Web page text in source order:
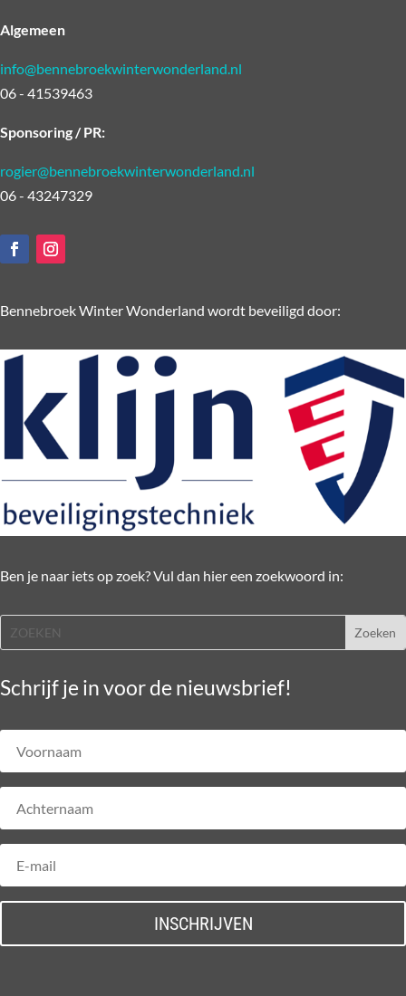
Algemeen
info@bennebroekwinterwonderland.nl
06 - 41539463
Sponsoring / PR:
rogier@bennebroekwinterwonderland.nl
06 - 43247329
Bennebroek Winter Wonderland wordt beveiligd door:
Ben je naar iets op zoek? Vul dan hier een zoekwoord in:
Schrijf je in voor de nieuwsbrief!
INSCHRIJVEN